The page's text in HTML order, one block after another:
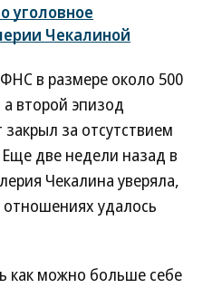
уголовное
Чекалиной
в размере около 500
второй эпизод
за отсутствием
Еще две недели назад в
Чекалина уверяла,
удалось
как можно больше себе